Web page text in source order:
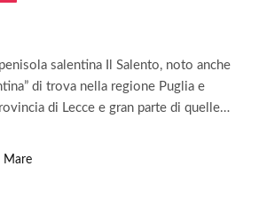
salentina Il Salento, noto anche
di trova nella regione Puglia e
di Lecce e gran parte di quelle…